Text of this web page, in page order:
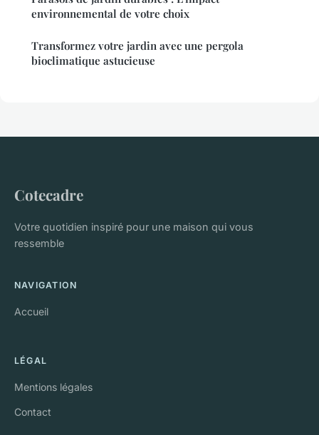
environnemental de votre choix
Transformez votre jardin avec une pergola
bioclimatique astucieuse
Cotecadre
Votre quotidien inspiré pour une maison qui vous
ressemble
NAVIGATION
Accueil
LÉGAL
Mentions légales
Contact